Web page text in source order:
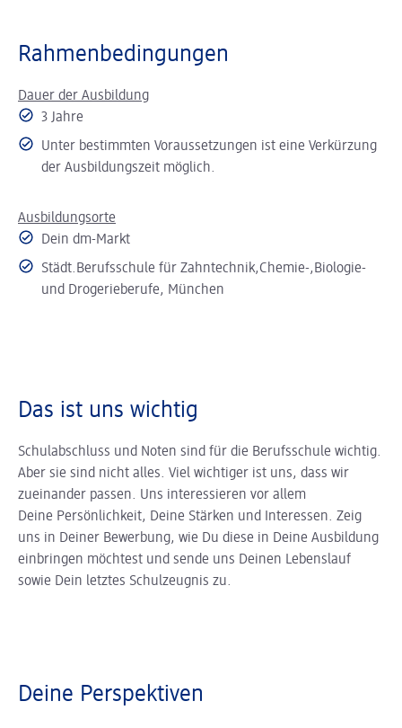
Rahmenbedingungen
Dauer der Ausbildung
3 Jahre
Unter bestimmten Voraussetzungen ist eine Verkürzung
der Ausbildungszeit möglich.
Ausbildungsorte
Dein dm-Markt
Städt.Berufsschule für Zahntechnik,Chemie-,Biologie-
und Drogerieberufe, München
Das ist uns wichtig
Schulabschluss und Noten sind für die Berufsschule wichtig.
Aber sie sind nicht alles. Viel wichtiger ist uns, dass wir
zueinander passen. Uns interessieren vor allem
Deine Persönlichkeit, Deine Stärken und Interessen. Zeig
uns in Deiner Bewerbung, wie Du diese in Deine Ausbildung
einbringen möchtest und sende uns Deinen Lebenslauf
sowie Dein letztes Schulzeugnis zu.
Deine Perspektiven